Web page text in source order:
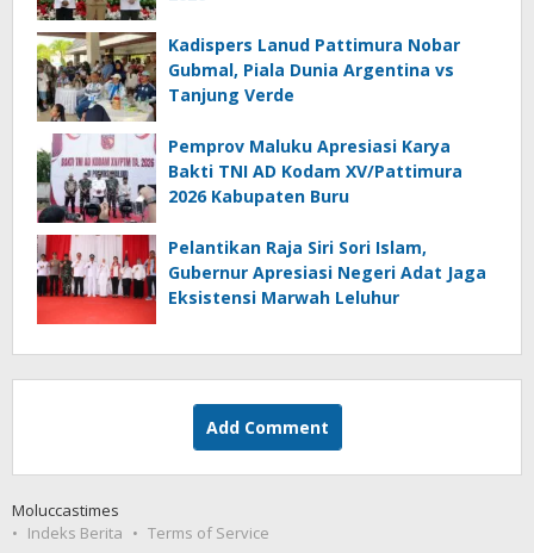
Kadispers Lanud Pattimura Nobar
Gubmal, Piala Dunia Argentina vs
Tanjung Verde
Pemprov Maluku Apresiasi Karya
Bakti TNI AD Kodam XV/Pattimura
2026 Kabupaten Buru
Pelantikan Raja Siri Sori Islam,
Gubernur Apresiasi Negeri Adat Jaga
Eksistensi Marwah Leluhur
Add Comment
Moluccastimes
Indeks Berita
Terms of Service